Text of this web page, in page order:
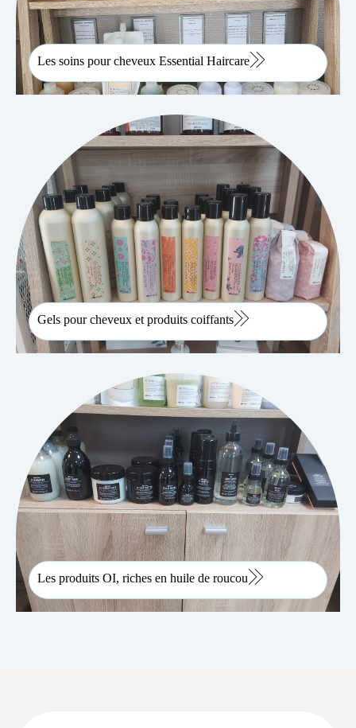
Les soins pour cheveux Essential Haircare
Gels pour cheveux et produits coiffants
Les produits OI, riches en huile de roucou